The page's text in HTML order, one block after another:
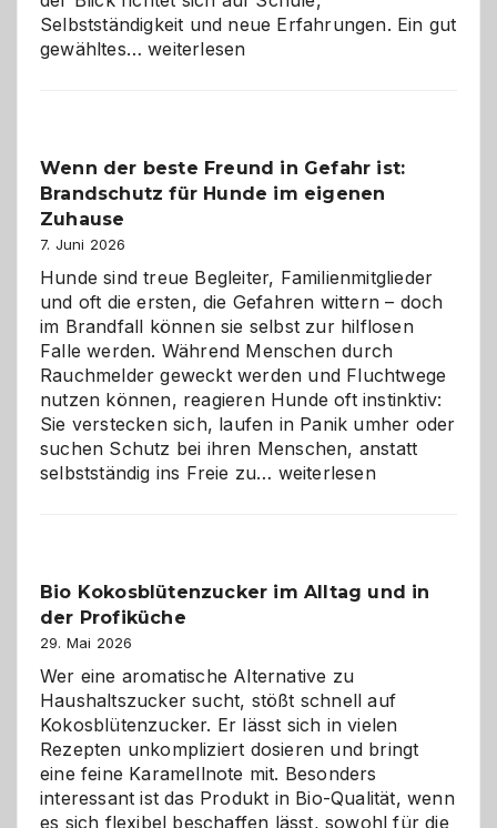
Selbstständigkeit und neue Erfahrungen. Ein gut
gewähltes…Abschied
und
herzlich
weiterlesen
Wenn der beste Freund in Gefahr ist:
Brandschutz für Hunde im eigenen
Zuhause
7. Juni 2026
Hunde sind treue Begleiter, Familienmitglieder
und oft die ersten, die Gefahren wittern – doch
im Brandfall können sie selbst zur hilflosen
Falle werden. Während Menschen durch
Rauchmelder geweckt werden und Fluchtwege
nutzen können, reagieren Hunde oft instinktiv:
Sie verstecken sich, laufen in Panik umher oder
suchen Schutz bei ihren Menschen, anstatt
selbstständig ins Freie zu… Wenn
Gefahr
für
Hunde
im
eigenen
Zuhause
weiterlesen
Bio Kokosblütenzucker im Alltag und in
der Profiküche
29. Mai 2026
Wer eine aromatische Alternative zu
Haushaltszucker sucht, stößt schnell auf
Kokosblütenzucker. Er lässt sich in vielen
Rezepten unkompliziert dosieren und bringt
eine feine Karamellnote mit. Besonders
interessant ist das Produkt in Bio-Qualität, wenn
es sich flexibel beschaffen lässt, sowohl für die